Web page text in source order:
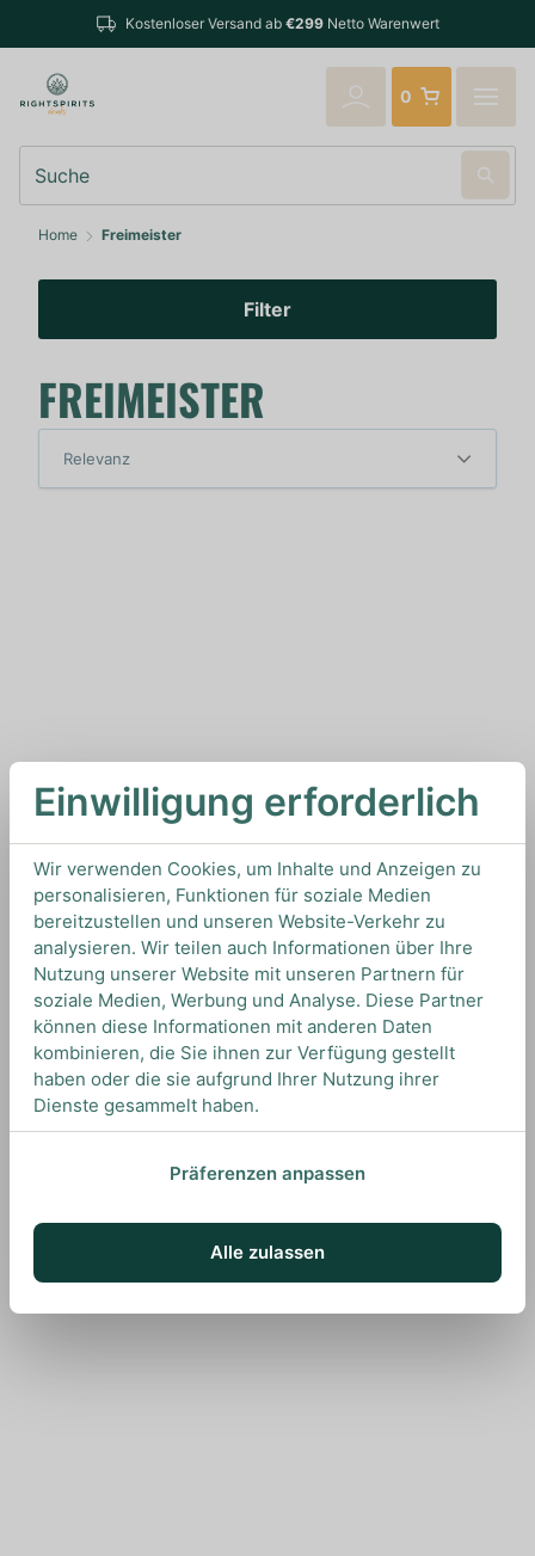
Kostenloser Versand ab €299 Netto Warenwert
0
Home Freimeister
Filter
FREIMEISTER
Einwilligung erforderlich
Wir verwenden Cookies, um Inhalte und Anzeigen zu
personalisieren, Funktionen für soziale Medien
bereitzustellen und unseren Website-Verkehr zu
analysieren. Wir teilen auch Informationen über Ihre
Nutzung unserer Website mit unseren Partnern für
soziale Medien, Werbung und Analyse. Diese Partner
können diese Informationen mit anderen Daten
kombinieren, die Sie ihnen zur Verfügung gestellt
haben oder die sie aufgrund Ihrer Nutzung ihrer
Dienste gesammelt haben.
Präferenzen anpassen
Alle zulassen